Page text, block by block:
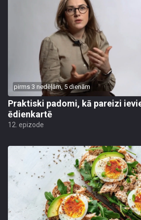
pirms 3 nedēļām, 5 dienām
Praktiski padomi, kā pareizi
ēdienkartē
12. epizode